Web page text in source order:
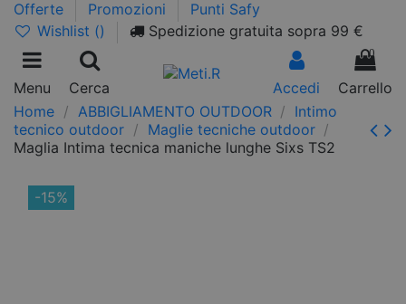
Offerte Promozioni
Punti Safy
Wishlist () Spedizione gratuita sopra 99 €
Menu Cerca Accedi
0
Carrello
Home
ABBIGLIAMENTO OUTDOOR
Intimo
tecnico outdoor
Maglie tecniche outdoor
Maglia Intima tecnica maniche lunghe Sixs TS2
-15%